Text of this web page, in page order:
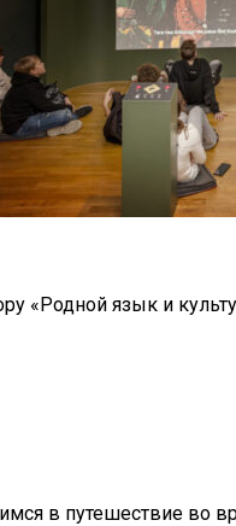
«Родной язык и
в путешествие во